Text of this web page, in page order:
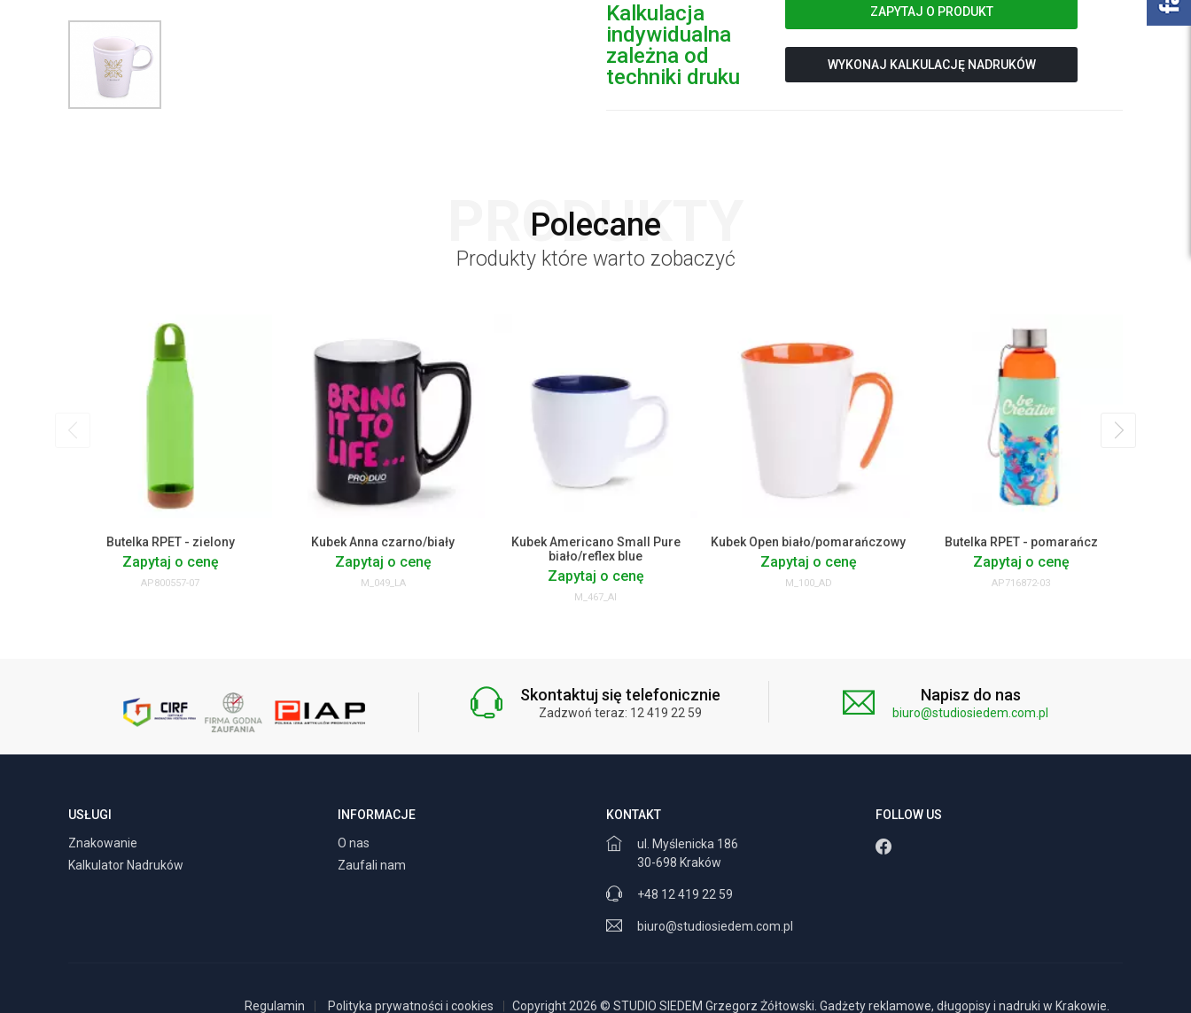
Kalkulacja
indywidualna
zależna od
techniki druku
ZAPYTAJ O PRODUKT
WYKONAJ KALKULACJĘ NADRUKÓW
Polecane
PRODUKTY
Produkty które warto zobaczyć
Butelka RPET - zielony
Zapytaj o cenę
AP800557-07
Kubek Anna czarno/biały
Zapytaj o cenę
M_049_LA
Kubek Americano Small Pure
biało/reflex blue
Zapytaj o cenę
M_467_AI
Kubek Open biało/pomarańczowy
Zapytaj o cenę
M_100_AD
Butelka RPET - pomarańcz
Zapytaj o cenę
AP716872-03
Skontaktuj się telefonicznie
Zadzwoń teraz: 12 419 22 59
Napisz do nas
biuro@studiosiedem.com.pl
USŁUGI
Znakowanie
Kalkulator Nadruków
INFORMACJE
O nas
Zaufali nam
KONTAKT
ul. Myślenicka 186
30-698 Kraków
+48 12 419 22 59
biuro@studiosiedem.com.pl
FOLLOW US
Regulamin Polityka prywatności i cookies Copyright 2026 © STUDIO SIEDEM Grzegorz Żółtowski. Gadżety reklamowe, długopisy i nadruki w Krakowie.